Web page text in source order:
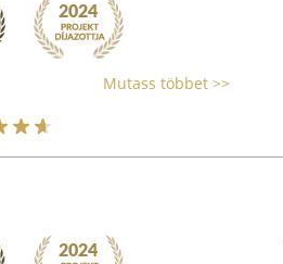
Mutass többet >>